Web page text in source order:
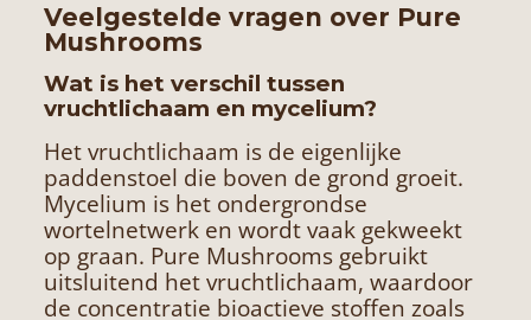
Veelgestelde vragen over Pure
Mushrooms
Wat is het verschil tussen
vruchtlichaam en mycelium?
Het vruchtlichaam is de eigenlijke
paddenstoel die boven de grond groeit.
Mycelium is het ondergrondse
wortelnetwerk en wordt vaak gekweekt
op graan. Pure Mushrooms gebruikt
uitsluitend het vruchtlichaam, waardoor
de concentratie bioactieve stoffen zoals